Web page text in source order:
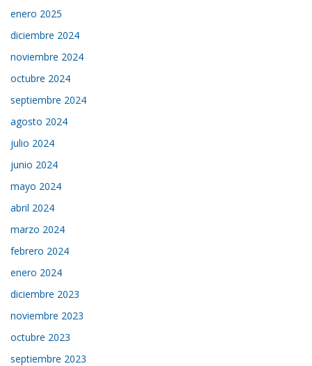
enero 2025
diciembre 2024
noviembre 2024
octubre 2024
septiembre 2024
agosto 2024
julio 2024
junio 2024
mayo 2024
abril 2024
marzo 2024
febrero 2024
enero 2024
diciembre 2023
noviembre 2023
octubre 2023
septiembre 2023